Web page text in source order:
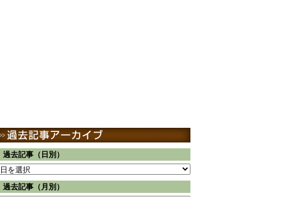
過去記事（日別）
過去記事（月別）